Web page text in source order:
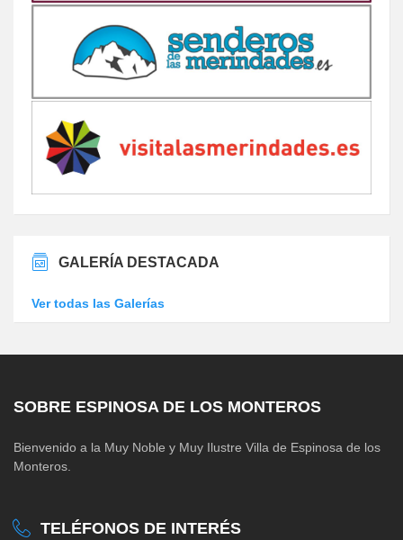
GALERÍA DESTACADA
Ver todas las Galerías
SOBRE ESPINOSA DE LOS MONTEROS
Bienvenido a la Muy Noble y Muy Ilustre Villa de Espinosa de los
Monteros.
TELÉFONOS DE INTERÉS